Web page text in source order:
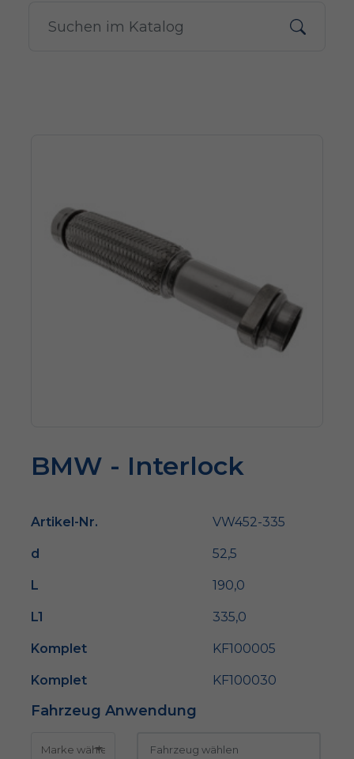
BMW - Interlock
Artikel-Nr. VW452-335
d 52,5
L 190,0
L1 335,0
Komplet KF100005
Komplet KF100030
Fahrzeug Anwendung